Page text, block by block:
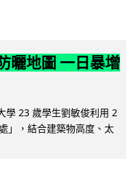
曬地圖 一日暴增
學 23 歲學生劉敏俊利用 2
」，結合建築物高度、太